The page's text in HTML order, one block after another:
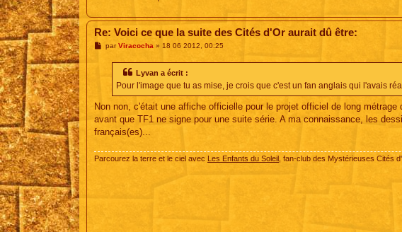
Re: Voici ce que la suite des Cités d'Or aurait dû être:
MparViracocha » 18 06 2012, 00:25
Lyvan a écrit :
Pour l'image que tu as mise, je crois que c'est un fan anglais qui l'avais
Non non, c'était une affiche officielle pour le projet officiel de long
avant que TF1 ne signe pour une suite série. A ma connaissance, les
français(es)...
Parcourez la terre et le ciel avec Les Enfants du Soleil , fan-club des Mystérieuses Cités